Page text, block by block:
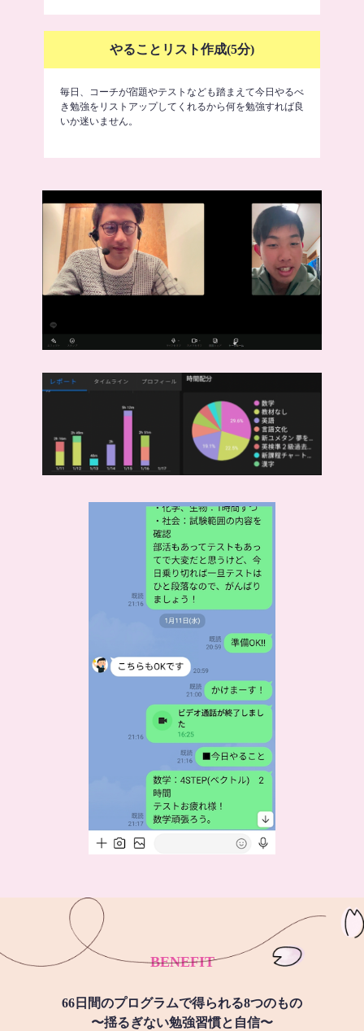
やることリスト作成(5分)
毎日、コーチが宿題やテストなども踏まえて今日やるべ
き勉強をリストアップしてくれるから何を勉強すれば良
いか迷いません。
BENEFIT
66日間のプログラムで得られる8つのもの
〜揺るぎない勉強習慣と自信〜